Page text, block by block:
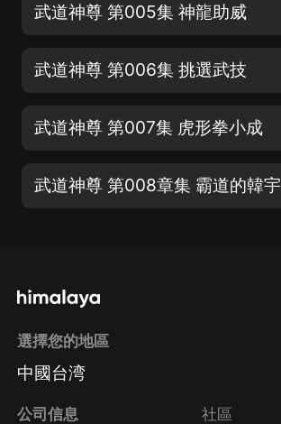
武道神尊 第005集 神龍助威
武道神尊 第006集 挑選武技
武道神尊 第007集 虎形拳小成
武道神尊 第008章集 霸道的韓宇
選擇您的地區
中國台湾
公司信息 社區